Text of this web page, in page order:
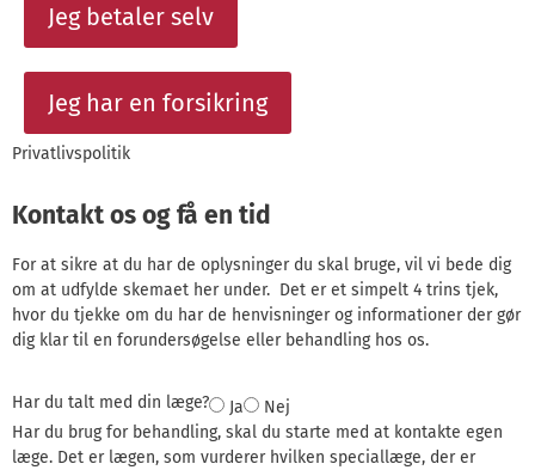
Jeg betaler selv
Jeg har en forsikring
Privatlivspolitik
Kontakt os og få en tid
For at sikre at du har de oplysninger du skal bruge, vil vi bede dig
om at udfylde skemaet her under. Det er et simpelt 4 trins tjek,
hvor du tjekke om du har de henvisninger og informationer der gør
dig klar til en forundersøgelse eller behandling hos os.
Har du talt med din læge? Ja
Nej
Har du brug for behandling, skal du starte med at kontakte egen
læge. Det er lægen, som vurderer hvilken speciallæge, der er